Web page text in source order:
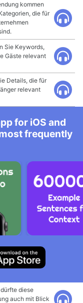
kommen
die für
Sie Keywords,
Gäste relevant
Details, die für
relevant
for iOS and
frequently
diese
auch mit Blick